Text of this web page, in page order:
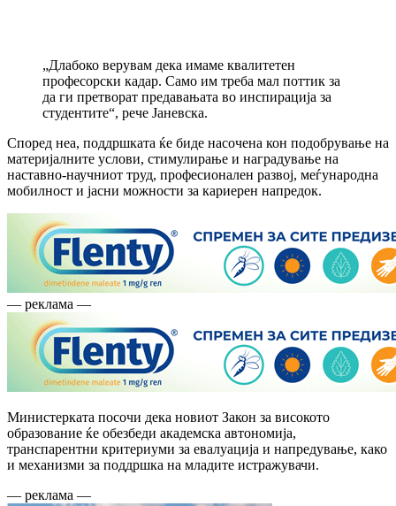
„Длабоко верувам дека имаме квалитетен
професорски кадар. Само им треба мал поттик за
да ги претворат предавањата во инспирација за
студентите“, рече Јаневска.
Според неа, поддршката ќе биде насочена кон подобрување на
материјалните услови, стимулирање и наградување на
наставно-научниот труд, професионален развој, меѓународна
мобилност и јасни можности за кариерен напредок.
— реклама —
Министерката посочи дека новиот Закон за високото
образование ќе обезбеди академска автономија,
транспарентни критериуми за евалуација и напредување, како
и механизми за поддршка на младите истражувачи.
— реклама —